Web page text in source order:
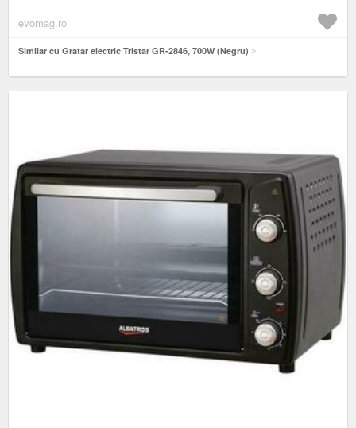
evomag.ro
Similar cu Gratar electric Tristar GR-2846, 700W (Negru)